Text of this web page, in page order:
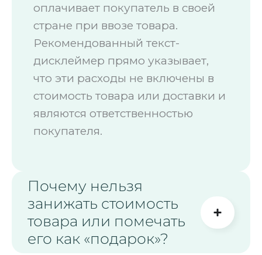
оплачивает покупатель в своей
стране при ввозе товара.
Рекомендованный текст-
дисклеймер прямо указывает,
что эти расходы не включены в
стоимость товара или доставки и
являются ответственностью
покупателя.
Почему нельзя
занижать стоимость
товара или помечать
его как «подарок»?